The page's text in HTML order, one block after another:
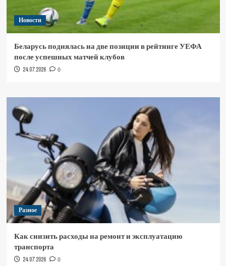
Новости
Беларусь поднялась на две позиции в рейтинге УЕФА
после успешных матчей клубов
24.07.2026 0
Разное
Как снизить расходы на ремонт и эксплуатацию
транспорта
24.07.2026 0